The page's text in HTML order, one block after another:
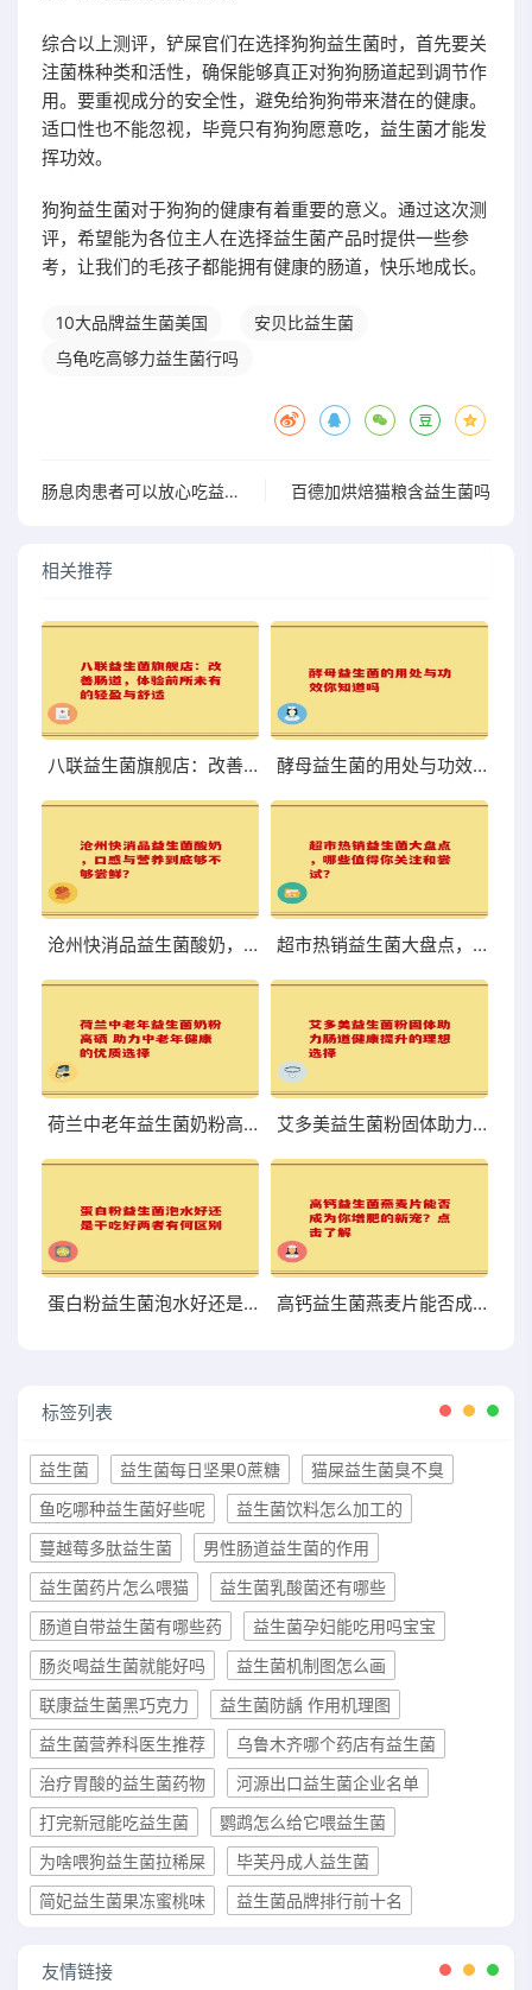
综合以上测评，铲屎官们在选择狗狗益生菌时，首先要关
注菌株种类和活性，确保能够真正对狗狗肠道起到调节作
用。要重视成分的安全性，避免给狗狗带来潜在的健康。
适口性也不能忽视，毕竟只有狗狗愿意吃，益生菌才能发
挥功效。
狗狗益生菌对于狗狗的健康有着重要的意义。通过这次测
评，希望能为各位主人在选择益生菌产品时提供一些参
考，让我们的毛孩子都能拥有健康的肠道，快乐地成长。
10大品牌益生菌美国
安贝比益生菌
乌龟吃高够力益生菌行吗
肠息肉患者可以放心吃益生菌吗？看专家怎么说 百德加烘焙猫粮含益生菌吗
相关推荐
八联益生菌旗舰店：改善肠道，体验前所未有的轻盈与舒适 酵母益生菌的用处与功效你知道吗
沧州快消品益生菌酸奶，口感与营养到底够不够尝鲜？ 超市热销益生菌大盘点，哪些值得你关注和尝试？
荷兰中老年益生菌奶粉高硒 助力中老年健康的优质选择 艾多美益生菌粉固体助力肠道健康提升的理想选择
蛋白粉益生菌泡水好还是干吃好两者有何区别 高钙益生菌燕麦片能否成为你增肥的新宠？点击了解
标签列表
益生菌 益生菌每日坚果0蔗糖
猫屎益生菌臭不臭
鱼吃哪种益生菌好些呢
益生菌饮料怎么加工的
蔓越莓多肽益生菌
男性肠道益生菌的作用
益生菌药片怎么喂猫
益生菌乳酸菌还有哪些
肠道自带益生菌有哪些药
益生菌孕妇能吃用吗宝宝
肠炎喝益生菌就能好吗
益生菌机制图怎么画
联康益生菌黑巧克力
益生菌防龋 作用机理图
益生菌营养科医生推荐
乌鲁木齐哪个药店有益生菌
治疗胃酸的益生菌药物
河源出口益生菌企业名单
打完新冠能吃益生菌
鹦鹉怎么给它喂益生菌
为啥喂狗益生菌拉稀屎
毕芙丹成人益生菌
简妃益生菌果冻蜜桃味
益生菌品牌排行前十名
友情链接